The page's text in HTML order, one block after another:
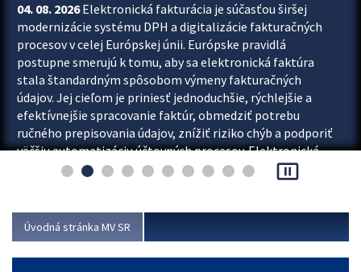
04. 08. 2026Elektronická fakturácia je súčasťou širšej
modernizácie systému DPH a digitalizácie fakturačných
procesov v celej Európskej únii. Európske pravidlá
postupne smerujú k tomu, aby sa elektronická faktúra
stala štandardným spôsobom výmeny fakturačných
údajov. Jej cieľom je priniesť jednoduchšie, rýchlejšie a
efektívnejšie spracovanie faktúr, obmedziť potrebu
ručného prepisovania údajov, znížiť riziko chýb a podporiť
väčšiu automatizáciu účtovných procesov. Elektronická
fakturácia preto nepredstavuje...
pause_presentation
Úvodná stránka MV SR